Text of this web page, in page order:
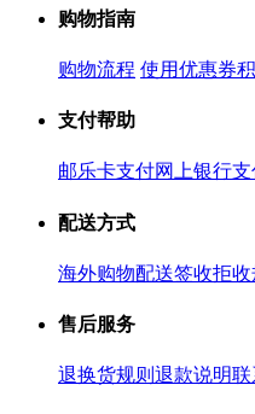
购物指南
购物流程 使用优惠券
支付帮助
邮乐卡支付网上银行
配送方式
海外购物配送签收拒收
售后服务
退换货规则 退款说明联